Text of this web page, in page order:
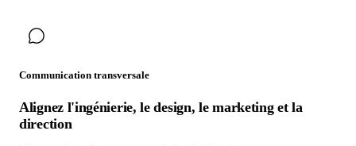
Communication transversale
Alignez l'ingénierie, le design, le marketing et la
direction